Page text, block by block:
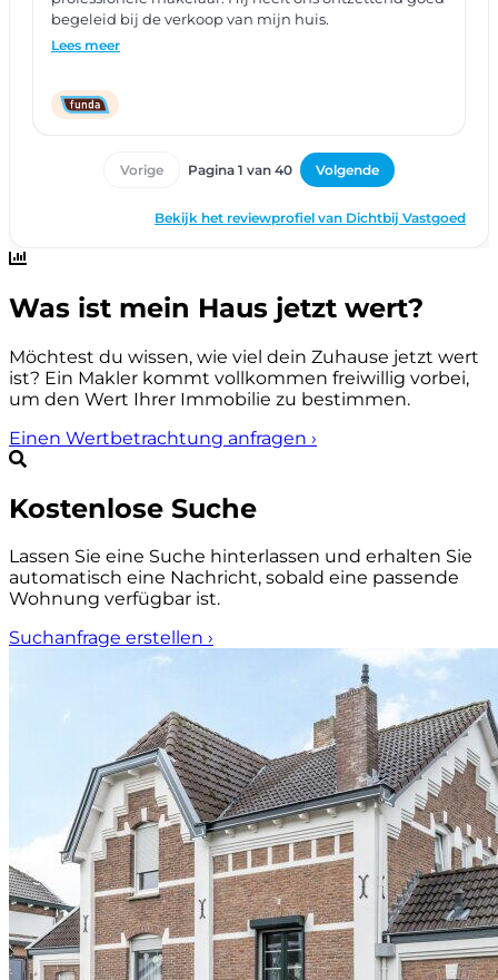
Was ist mein Haus jetzt wert?
Möchtest du wissen, wie viel dein Zuhause jetzt wert
ist? Ein Makler kommt vollkommen freiwillig vorbei,
um den Wert Ihrer Immobilie zu bestimmen.
Einen Wertbetrachtung anfragen ›
Kostenlose Suche
Lassen Sie eine Suche hinterlassen und erhalten Sie
automatisch eine Nachricht, sobald eine passende
Wohnung verfügbar ist.
Suchanfrage erstellen ›